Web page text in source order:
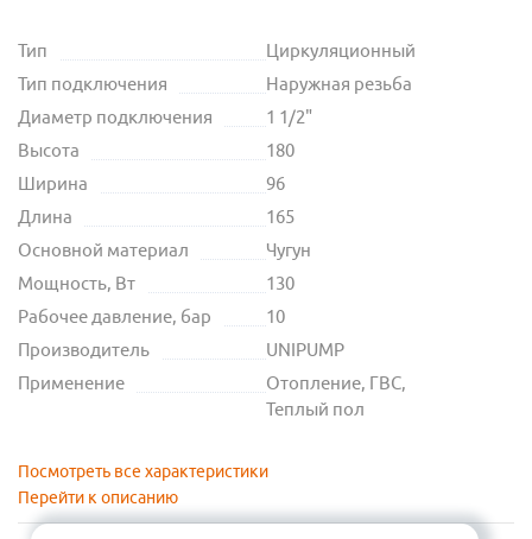
Тип
Циркуляционный
Тип подключения
Наружная резьба
Диаметр подключения
1 1/2"
Высота
180
Ширина
96
Длина
165
Основной материал
Чугун
Мощность, Вт
130
Рабочее давление, бар
10
Производитель
UNIPUMP
Применение
Отопление, ГВС,
Теплый пол
Посмотреть все характеристики
Перейти к описанию